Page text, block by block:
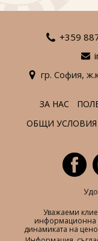
Общи условия
+359
гр. София,
ЗА НАС
ОБЩИ УСЛОВИЯ
Уважаеми
информационна
динамиката на